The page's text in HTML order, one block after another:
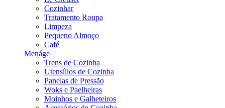
Cozinhar
Tratamento Roupa
Limpeza
Pequeno Almoço
Café
Menáge
Trens de Cozinha
Utensílios de Cozinha
Panelas de Pressão
Woks e Paelheiras
Moinhos e Galheteiros